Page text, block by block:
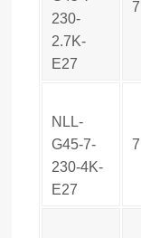
230-
2.7K-
E27
7
NLL-
G45-7-
230-4K-
E27
7